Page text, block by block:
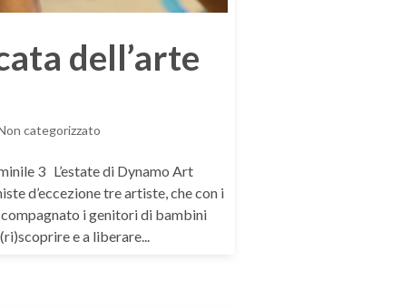
dell’arte
categorizzato
3 L’estate di Dynamo Art
d’eccezione tre artiste, che con i
i genitori di bambini
e a liberare...